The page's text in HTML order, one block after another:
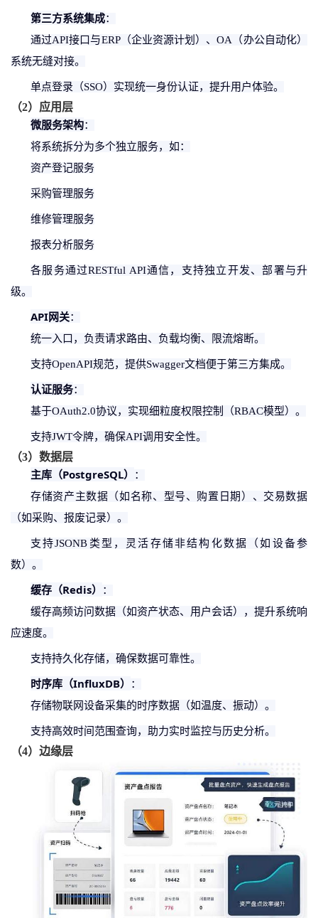
第三方系统集成：
通过API接口与ERP（企业资源计划）、OA（办公自动化）
系统无缝对接。
单点登录（SSO）实现统一身份认证，提升用户体验。
（2） 应用层
微服务架构：
将系统拆分为多个独立服务，如：
资产登记服务
采购管理服务
维修管理服务
报表分析服务
各服务通过RESTful API通信，支持独立开发、部署与升
级。
API网关：
统一入口，负责请求路由、负载均衡、限流熔断。
支持OpenAPI规范，提供Swagger文档便于第三方集成。
认证服务：
基于OAuth2.0协议，实现细粒度权限控制（RBAC模型）。
支持JWT令牌，确保API调用安全性。
（3） 数据层
主库（PostgreSQL）
：
存储资产主数据（如名称、型号、购置日期）、交易数据
（如采购、报废记录）。
支持JSONB类型，灵活存储非结构化数据（如设备参
数）。
缓存（Redis）
：
缓存高频访问数据（如资产状态、用户会话），提升系统响
应速度。
支持持久化存储，确保数据可靠性。
时序库（InfluxDB）
：
存储物联网设备采集的时序数据（如温度、振动）。
支持高效时间范围查询，助力实时监控与历史分析。
（4） 边缘层